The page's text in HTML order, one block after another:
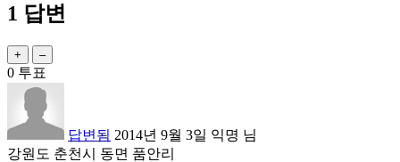
1 답변
0 투표
답변됨 2014년 9월 3일 익명 님
강원도 춘천시 동면 품안리